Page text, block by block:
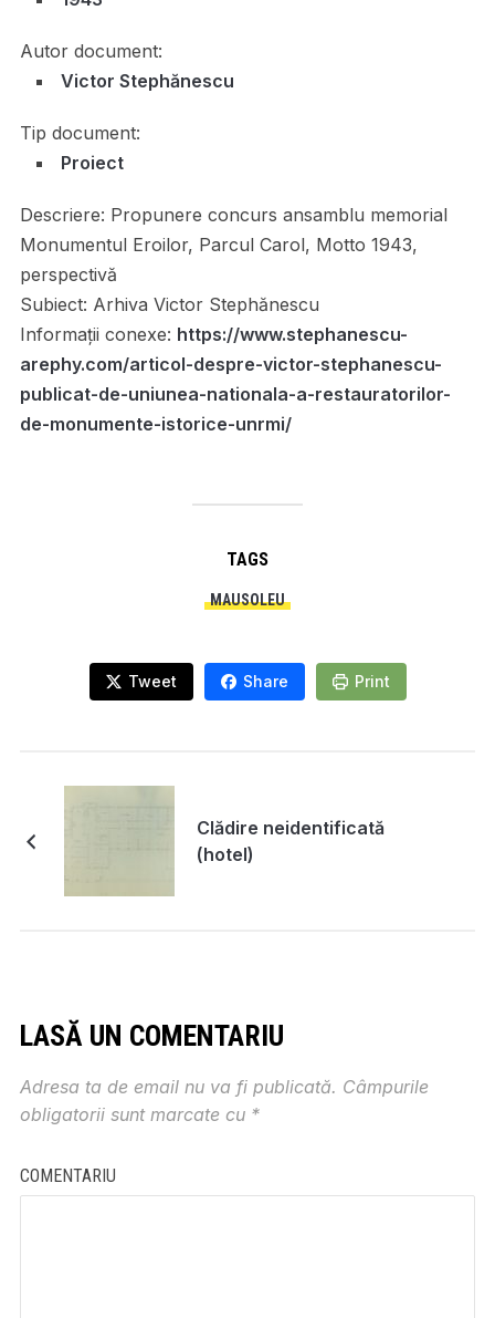
Autor document:
Victor Stephănescu
Tip document:
Proiect
Descriere: Propunere concurs ansamblu memorial
Monumentul Eroilor, Parcul Carol, Motto 1943,
perspectivă
Subiect: Arhiva Victor Stephănescu
Informații conexe: https://www.stephanescu-
arephy.com/articol-despre-victor-stephanescu-
publicat-de-uniunea-nationala-a-restauratorilor-
de-monumente-istorice-unrmi/
TAGS
MAUSOLEU
Tweet Share Print
Clădire neidentificată
(hotel)
LASĂ UN COMENTARIU
Adresa ta de email nu va fi publicată. Câmpurile
obligatorii sunt marcate cu *
COMENTARIU